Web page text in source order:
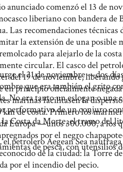
anunciado comenzó el 13 de
liberiano con bandera
Las recomendaciones
la extensión de una posible
para alejarlo de la
circular. El casco del
del 19 de noviembre,
en principio oficialmente
marinas facilitasen la
de costa. Primero los
Europa —unos 300.000, a los
por el negro
de pesca, con utensilios
el 21 de noviembre —dos
que era también el grito
No era tanto un eslogan o
performativo de un conjuro
Costa da Morte, el tramo del
petrolero Aegean Sea
de la ciudad: la Torre
por el incendio del pecio.